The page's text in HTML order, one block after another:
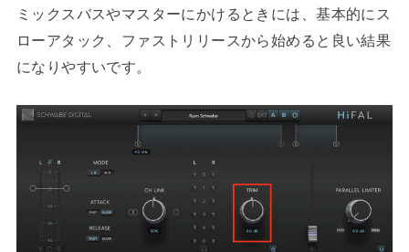
ミックスバスやマスターにかけるときには、基本的にス
ローアタック、ファストリリースから始めると良い結果
になりやすいです。